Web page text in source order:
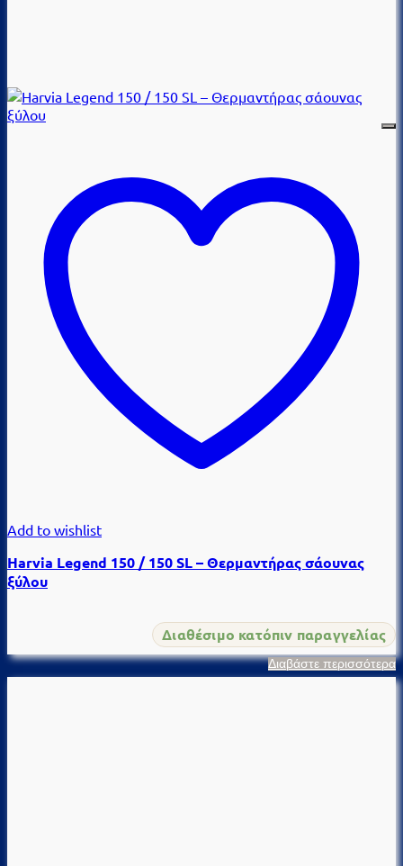
Add to wishlist
Harvia Legend 150 / 150 SL – Θερμαντήρας σάουνας
ξύλου
Διαθέσιμο κατόπιν παραγγελίας
Διαβάστε περισσότερα